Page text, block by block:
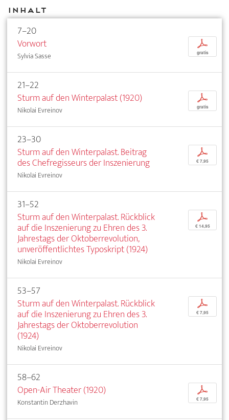
Inhalt
7–20
Vorwort
Sylvia Sasse
p
gratis
21–22
Sturm auf den Winterpalast (1920)
Nikolai Evreinov
p
gratis
23–30
Sturm auf den Winterpalast. Beitrag
des Chefregisseurs der Inszenierung
Nikolai Evreinov
p
€ 7,95
31–52
Sturm auf den Winterpalast. Rückblick
auf die Inszenierung zu Ehren des 3.
Jahrestags der Oktoberrevolution,
unveröffentlichtes Typoskript (1924)
Nikolai Evreinov
p
€ 14,95
53–57
Sturm auf den Winterpalast. Rückblick
auf die Inszenierung zu Ehren des 3.
Jahrestags der Oktoberrevolution
(1924)
Nikolai Evreinov
p
€ 7,95
58–62
Open-Air Theater (1920)
Konstantin Derzhavin
p
€ 7,95